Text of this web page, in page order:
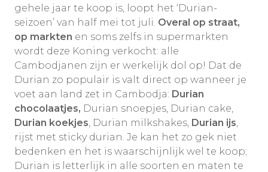
gehele jaar te koop is, loopt het ‘Durian-
seizoen’ van half mei tot juli. Overal op straat,
op markten en soms zelfs in supermarkten
wordt deze Koning verkocht: alle
Cambodjanen zijn er werkelijk dol op! Dat de
Durian zo populair is valt direct op wanneer je
voet aan land zet in Cambodja: Durian
chocolaatjes, Durian snoepjes, Durian cake,
Durian koekjes , Durian milkshakes, Durian ijs
rijst met sticky durian. Je kan het zo gek niet
bedenken en het is waarschijnlijk wel te koop;
Durian is letterlijk in alle soorten en maten te